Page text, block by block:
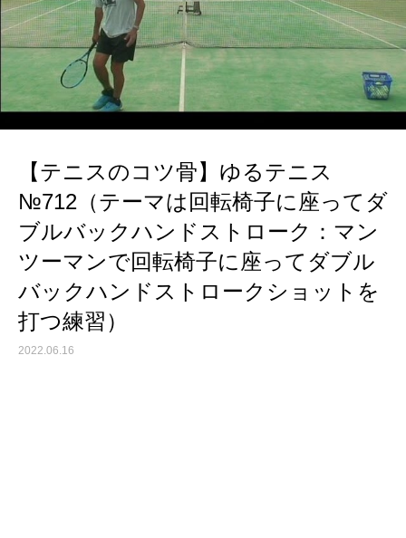
【テニスのコツ骨】ゆるテニス
№712（テーマは回転椅子に座ってダ
ブルバックハンドストローク：マン
ツーマンで回転椅子に座ってダブル
バックハンドストロークショットを
打つ練習）
2022.06.16